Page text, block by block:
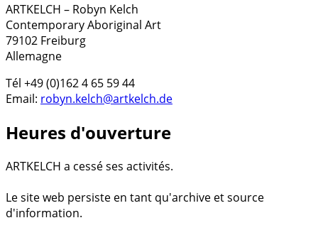
ARTKELCH – Robyn Kelch
Contemporary Aboriginal Art
79102 Freiburg
Allemagne
Tél +49 (0)162 4 65 59 44
Email: robyn.kelch@artkelch.de
Heures d'ouverture
ARTKELCH a cessé ses activités.
Le site web persiste en tant qu'archive et source
d'information.